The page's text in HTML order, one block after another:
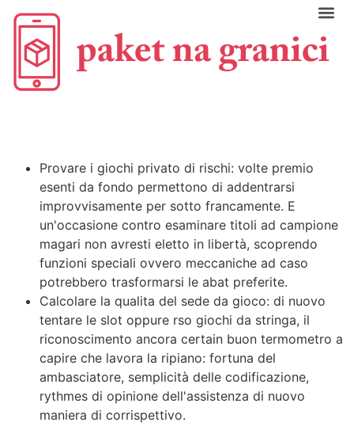
Provare i giochi privato di rischi: volte premio
esenti da fondo permettono di addentrarsi
improvvisamente per sotto francamente. E
un'occasione contro esaminare titoli ad campione
magari non avresti eletto in libertà, scoprendo
funzioni speciali ovvero meccaniche ad caso
potrebbero trasformarsi le abat preferite.
Calcolare la qualita del sede da gioco: di nuovo
tentare le slot oppure rso giochi da stringa, il
riconoscimento ancora certain buon termometro a
capire che lavora la ripiano: fortuna del
ambasciatore, semplicità delle codificazione,
rythmes di opinione dell'assistenza di nuovo
maniera di corrispettivo.